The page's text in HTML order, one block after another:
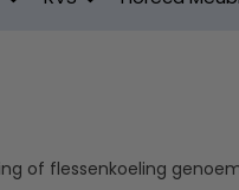
of flessenkoeling